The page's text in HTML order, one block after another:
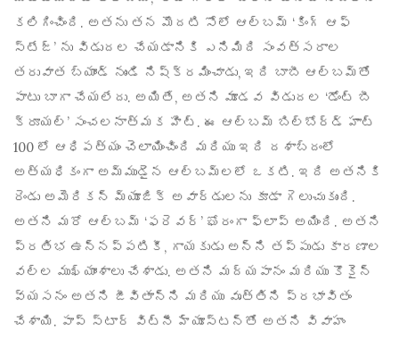
కలిగించింది. అతను తన మొదటి సోలో ఆల్బమ్ ‘కింగ్ ఆఫ్
స్టేజ్’ ను విడుదల చేయడానికి ఎనిమిది సంవత్సరాల
తరువాత బ్యాండ్ నుండి నిష్క్రమించాడు, ఇది బాబీ ఆల్బమ్‌తో
పాటు బాగా చేయలేదు. అయితే, అతని మూడవ విడుదల ‘డోంట్ బీ
క్రూయల్’ సంచలనాత్మక హిట్. ఈ ఆల్బమ్ బిల్బోర్డ్ హాట్
100 లో ఆధిపత్యం చెలాయించింది మరియు ఇది దశాబ్దంలో
అత్యధికంగా అమ్ముడైన ఆల్బమ్లలో ఒకటి. ఇది అతనికి
రెండు అమెరికన్ మ్యూజిక్ అవార్డులను కూడా గెలుచుకుంది.
అతని మరో ఆల్బమ్ ‘ఫరెవర్’ ఘోరంగా ఫ్లాప్ అయింది. అతని
ప్రతిభ ఉన్నప్పటికీ, గాయకుడు అన్ని తప్పుడు కారణాల
వల్ల ముఖ్యాంశాలు చేశాడు. అతని మద్యపానం మరియు కొకైన్
వ్యసనం అతని జీవితాన్ని మరియు వృత్తిని ప్రభావితం
చేశాయి. పాప్ స్టార్ విట్నీ హ్యూస్టన్‌తో అతని వివాహం